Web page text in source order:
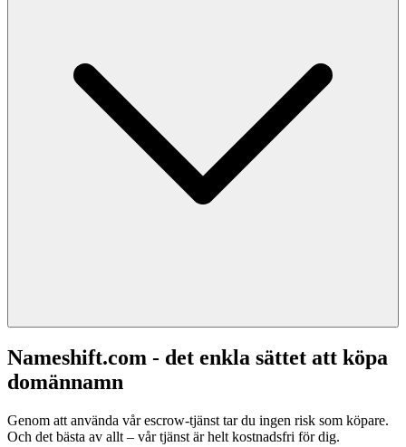
Nameshift.com - det enkla sättet att köpa
domännamn
Genom att använda vår escrow-tjänst tar du ingen risk som köpare.
Och det bästa av allt – vår tjänst är helt kostnadsfri för dig.